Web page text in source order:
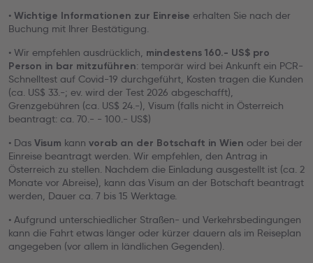
• Wichtige Informationen zur Einreise erhalten Sie nach der
Buchung mit Ihrer Bestätigung.
• Wir empfehlen ausdrücklich, mindestens 160.- US$ pro
Person in bar mitzuführen: temporär wird bei Ankunft ein PCR-
Schnelltest auf Covid-19 durchgeführt, Kosten tragen die Kunden
(ca. US$ 33.-; ev. wird der Test 2026 abgeschafft),
Grenzgebühren (ca. US$ 24.-), Visum (falls nicht in Österreich
beantragt: ca. 70.- - 100.- US$)
• Das Visum kann vorab an der Botschaft in Wien oder bei der
Einreise beantragt werden. Wir empfehlen, den Antrag in
Österreich zu stellen. Nachdem die Einladung ausgestellt ist (ca. 2
Monate vor Abreise), kann das Visum an der Botschaft beantragt
werden, Dauer ca. 7 bis 15 Werktage.
• Aufgrund unterschiedlicher Straßen- und Verkehrsbedingungen
kann die Fahrt etwas länger oder kürzer dauern als im Reiseplan
angegeben (vor allem in ländlichen Gegenden).